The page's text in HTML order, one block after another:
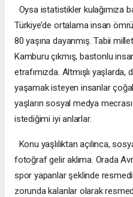
Oysa istatistikler kulağımıza
Türkiye’de ortalama insan
80 yaşına dayanmış. Tabii
Kamburu çıkmış, bastonlu
etrafımızda. Altmışlı yaşlarda,
yaşamak isteyen insanlar
yaşların sosyal medya
istediğimi iyi anlarlar.
Konu yaşlılıktan açılınca,
fotoğraf gelir aklıma. Orada
spor yapanlar şeklinde
zorunda kalanlar olarak